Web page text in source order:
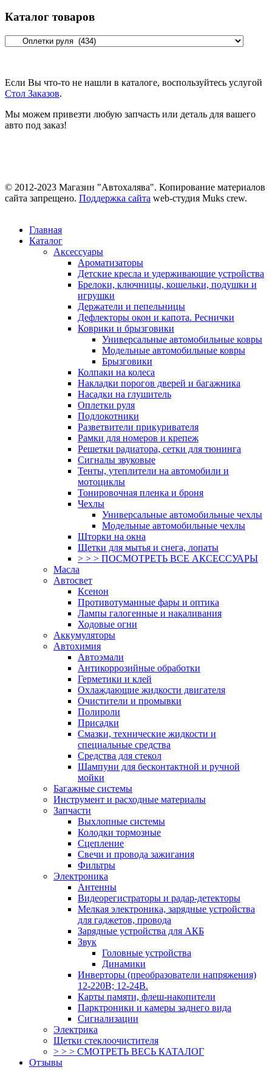
Каталог товаров
Если Вы что-то не нашли в каталоге, воспользуйтесь услугой
Стол Заказов.
Мы можем привезти любую запчасть или деталь для вашего
авто под заказ!
© 2012-2023 Магазин "Автохалява". Копирование материалов
сайта запрещено. Поддержка сайта web-студия Muks crew.
Главная
Каталог
Аксессуары
Ароматизаторы
Детские кресла и удерживающие устройства
Брелоки, ключницы, кошельки, подушки и
игрушки
Держатели и пепельницы
Дефлекторы окон и капота. Реснички
Коврики и брызговики
Универсальные автомобильные ковры
Модельные автомобильные ковры
Брызговики
Колпаки на колеса
Накладки порогов дверей и багажника
Насадки на глушитель
Оплетки руля
Подлокотники
Разветвители прикуривателя
Рамки для номеров и крепеж
Решетки радиатора, сетки для тюнинга
Сигналы звуковые
Тенты, утеплители на автомобили и
мотоциклы
Тонировочная пленка и броня
Чехлы
Универсальные автомобильные чехлы
Модельные автомобильные чехлы
Шторки на окна
Щетки для мытья и снега, лопаты
> > > ПОСМОТРЕТЬ ВСЕ АКСЕССУАРЫ
Масла
Автосвет
Ксенон
Противотуманные фары и оптика
Лампы галогенные и накаливания
Ходовые огни
Аккумуляторы
Автохимия
Автоэмали
Антикоррозийные обработки
Герметики и клей
Охлаждающие жидкости двигателя
Очистители и промывки
Полироли
Присадки
Смазки, технические жидкости и
специальные средства
Средства для стекол
Шампуни для бесконтактной и ручной
мойки
Багажные системы
Инструмент и расходные материалы
Запчасти
Выхлопные системы
Колодки тормозные
Сцепление
Свечи и провода зажигания
Фильтры
Электроника
Антенны
Видеорегистраторы и радар-детекторы
Мелкая электроника, зарядные устройства
для гаджетов, провода
Зарядные устройства для АКБ
Звук
Головные устройства
Динамики
Инверторы (преобразователи напряжения)
12-220В; 12-24В.
Карты памяти, флеш-накопители
Парктроники и камеры заднего вида
Сигнализации
Электрика
Щетки стеклоочистителя
> > > СМОТРЕТЬ ВЕСЬ КАТАЛОГ
Отзывы